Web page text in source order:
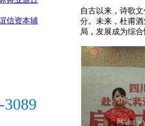
信资本辅
自古以来，诗歌
分。未来，杜甫
局，发展成为综
3089 公司：
网址